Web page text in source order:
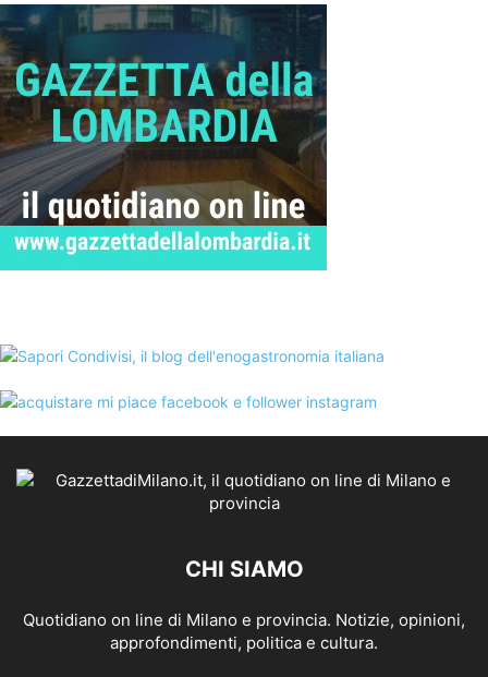
CHI SIAMO
Quotidiano on line di Milano e provincia. Notizie, opinioni,
approfondimenti, politica e cultura.